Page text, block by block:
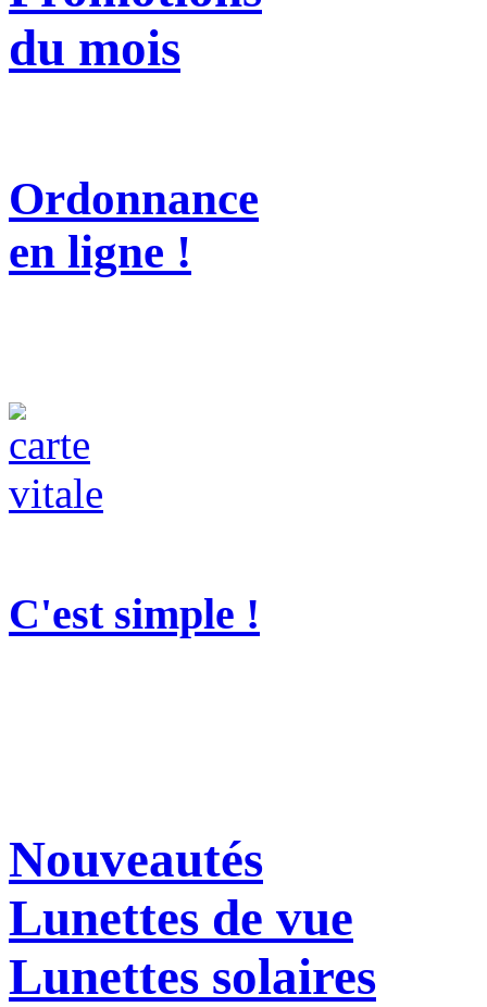
du mois
Ordonnance
en ligne !
C'est simple !
Nouveautés
Lunettes de vue
Lunettes solaires